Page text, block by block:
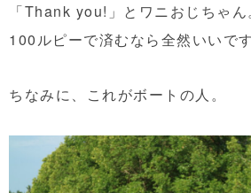
「Thank you!」とワニおじちゃん
100ルピーで済むなら全然いいで
ちなみに、これがボートの人。